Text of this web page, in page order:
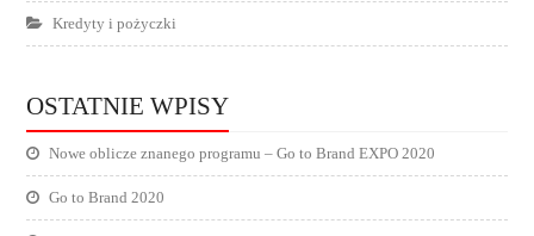
Kredyty i pożyczki
OSTATNIE WPISY
Nowe oblicze znanego programu – Go to Brand EXPO 2020
Go to Brand 2020